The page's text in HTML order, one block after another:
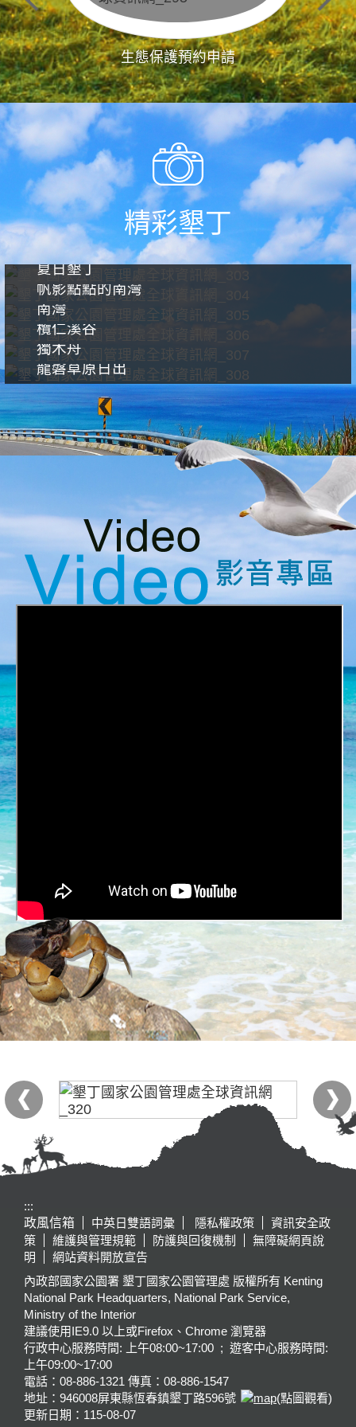
生態保護預約申請
精彩墾丁
夏日墾丁
帆影點點的南灣
南灣
欖仁溪谷
獨木舟
龍磐草原日出
:::
政風信箱
中英日雙語詞彙 隱私權政策
資訊安全政
策
維護與管理規範 防護與回復機制
無障礙網頁說
明
網站資料開放宣告
內政部國家公園署 墾丁國家公園管理處 版權所有 Kenting
National Park Headquarters, National Park Service,
Ministry of the Interior
建議使用IE9.0 以上或Firefox、Chrome 瀏覽器
行政中心服務時間: 上午08:00~17:00 ; 遊客中心服務時間:
上午09:00~17:00
電話：08-886-1321 傳真：08-886-1547
地址：946008屏東縣恆春鎮墾丁路596號
(點圖觀看)
更新日期： 115-08-07